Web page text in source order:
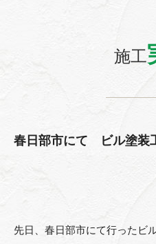
施工
春日部市にて ビル塗装
先日、春日部市にて行ったビ